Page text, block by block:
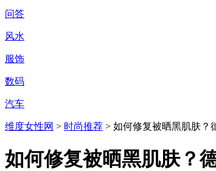
问答
风水
服饰
数码
汽车
维度女性网 > 时尚推荐 > 如何修复被晒黑肌肤？
如何修复被晒黑肌肤？